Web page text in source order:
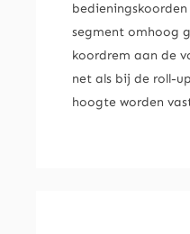
segment omhoog
koordrem aan de
net als bij de roll-
hoogte worden